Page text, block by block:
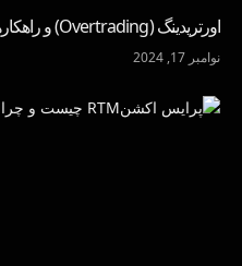
اورتریدینگ (Overtrading) و راهکارهای جلوگیری از آن
نوامبر 17, 2024